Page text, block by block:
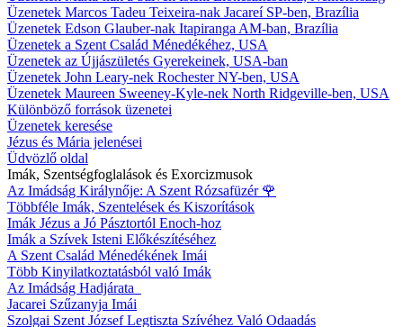
Üzenetek Marcos Tadeu Teixeira-nak Jacareí SP-ben, Brazília
Üzenetek Edson Glauber-nak Itapiranga AM-ban, Brazília
Üzenetek a Szent Család Ménedékéhez, USA
Üzenetek az Újjászületés Gyerekeinek, USA-ban
Üzenetek John Leary-nek Rochester NY-ben, USA
Üzenetek Maureen Sweeney-Kyle-nek North Ridgeville-ben, USA
Különböző források üzenetei
Üzenetek keresése
Jézus és Mária jelenései
Üdvözlő oldal
Imák, Szentségfoglalások és Exorcizmusok
Az Imádság Királynője: A Szent Rózsafüzér 🌹
Többféle Imák, Szentelések és Kiszorítások
Imák Jézus a Jó Pásztortól Enoch-hoz
Imák a Szívek Isteni Előkészítéséhez
A Szent Család Ménedékének Imái
Több Kinyilatkoztatásból való Imák
Az Imádság Hadjárata
Jacarei Szűzanyja Imái
Szolgai Szent József Legtiszta Szívéhez Való Odaadás